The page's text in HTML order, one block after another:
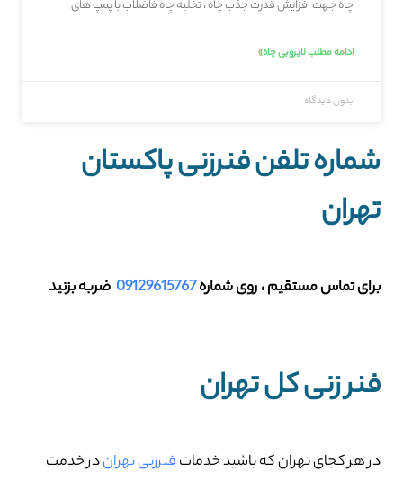
چاه جهت افزایش قدرت جذب چاه ، تخلیه چاه فاضلاب با پمپ های
ادامه مطلب لایروبی چاه»
بدون دیدگاه
شماره تلفن فنرزنی پاکستان
تهران
برای تماس مستقیم ، روی شماره09129615767 ضربه بزنید
فنر زنی کل تهران
در هر کجای تهران که باشید خدماتفنرزنی تهراندر خدمت